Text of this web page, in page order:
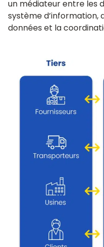
un médiateur entre les
système d’information,
données et la